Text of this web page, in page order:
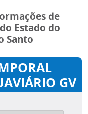
de
Estado do
Santo
GV